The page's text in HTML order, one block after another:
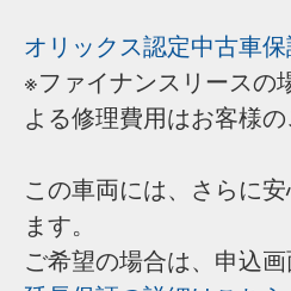
オリックス認定中古車
※ファイナンスリースの
よる修理費用はお客様の
この車両には、さらに
ます。
ご希望の場合は、申込